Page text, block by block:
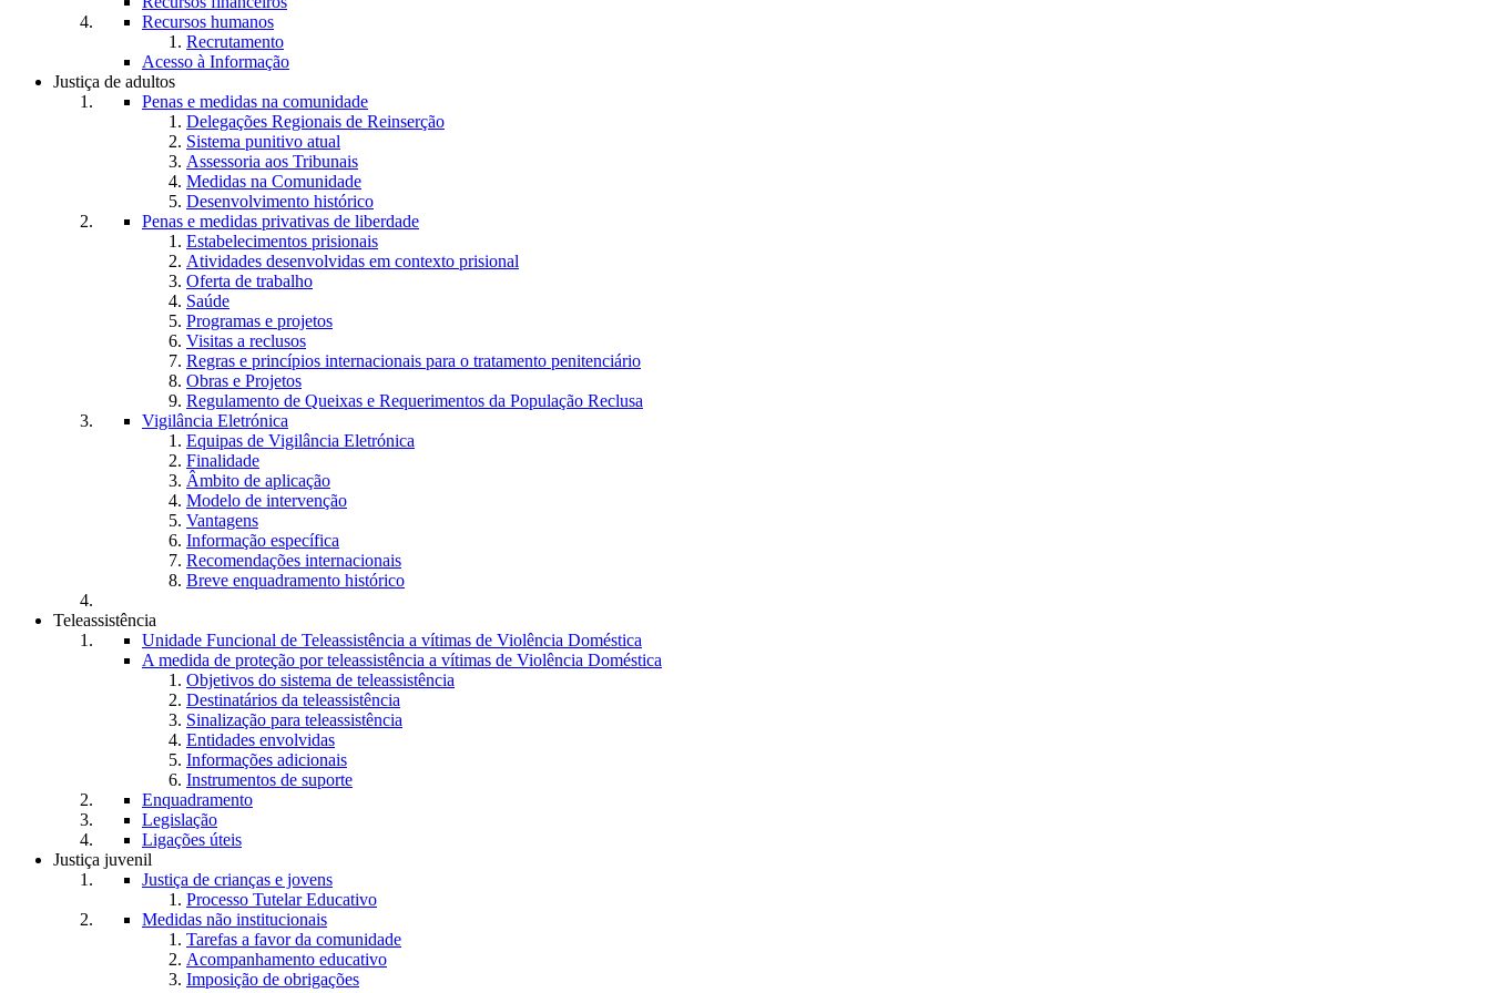
Recursos humanos
Recrutamento
Acesso à Informação
Justiça de adultos
Penas e medidas na comunidade
Delegações Regionais de Reinserção
Sistema punitivo atual
Assessoria aos Tribunais
Medidas na Comunidade
Desenvolvimento histórico
Penas e medidas privativas de liberdade
Estabelecimentos prisionais
Atividades desenvolvidas em contexto prisional
Oferta de trabalho
Saúde
Programas e projetos
Visitas a reclusos
Regras e princípios internacionais para o tratamento penitenciário
Obras e Projetos
Regulamento de Queixas e Requerimentos da População Reclusa
Vigilância Eletrónica
Equipas de Vigilância Eletrónica
Finalidade
Âmbito de aplicação
Modelo de intervenção
Vantagens
Informação específica
Recomendações internacionais
Breve enquadramento histórico
Teleassistência
Unidade Funcional de Teleassistência a vítimas de Violência Doméstica
A medida de proteção por teleassistência a vítimas de Violência Doméstica
Objetivos do sistema de teleassistência
Destinatários da teleassistência
Sinalização para teleassistência
Entidades envolvidas
Informações adicionais
Instrumentos de suporte
Enquadramento
Legislação
Ligações úteis
Justiça juvenil
Justiça de crianças e jovens
Processo Tutelar Educativo
Medidas não institucionais
Tarefas a favor da comunidade
Acompanhamento educativo
Imposição de obrigações